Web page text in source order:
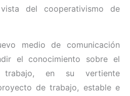
del cooperativismo de
medio de comunicación
el conocimiento sobre el
trabajo, en su vertiente
de trabajo, estable e